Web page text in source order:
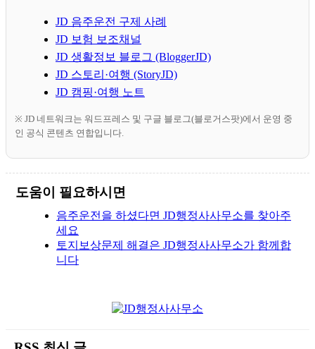
JD 음주운전 구제 사례
JD 보험 보조채널
JD 생활정보 블로그 (BloggerJD)
JD 스토리·여행 (StoryJD)
JD 캠핑·여행 노트
※ JD 네트워크는 워드프레스 및 구글 블로그(블로거스팟)에서 운영 중
인 공식 콘텐츠 연합입니다.
도움이 필요하시면
음주운전을 하셨다면 JD행정사사무소를 찾아주
세요
토지보상문제 해결은 JD행정사사무소가 함께합
니다